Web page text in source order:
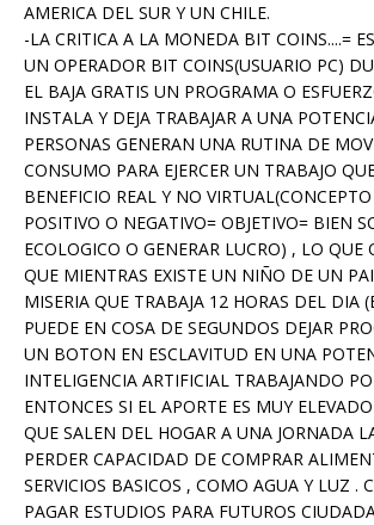
AMERICA DEL SUR Y UN CHILE.
-LA CRITICA A LA MONEDA BIT COINS....=
UN OPERADOR BIT COINS(USUARIO PC)
EL BAJA GRATIS UN PROGRAMA O
INSTALA Y DEJA TRABAJAR A UNA
PERSONAS GENERAN UNA RUTINA DE
CONSUMO PARA EJERCER UN TRABAJO
BENEFICIO REAL Y NO
POSITIVO O NEGATIVO= OBJETIVO= BIEN
ECOLOGICO O GENERAR LUCRO) , LO QUE
QUE MIENTRAS EXISTE UN NIÑO DE UN
MISERIA QUE TRABAJA 12 HORAS DEL DIA
PUEDE EN COSA DE SEGUNDOS DEJAR
UN BOTON EN ESCLAVITUD EN UNA
INTELIGENCIA ARTIFICIAL TRABAJANDO
ENTONCES SI EL APORTE ES MUY
QUE SALEN DEL HOGAR A UNA JORNADA
PERDER CAPACIDAD DE COMPRAR
SERVICIOS BASICOS , COMO AGUA Y LUZ .
PAGAR ESTUDIOS PARA FUTUROS